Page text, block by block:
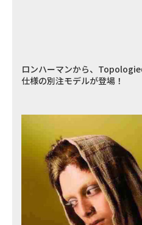
ロンハーマンから、
仕様の別注モデルが登場！